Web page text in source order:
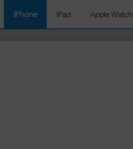
iPhone iPad Apple Watch